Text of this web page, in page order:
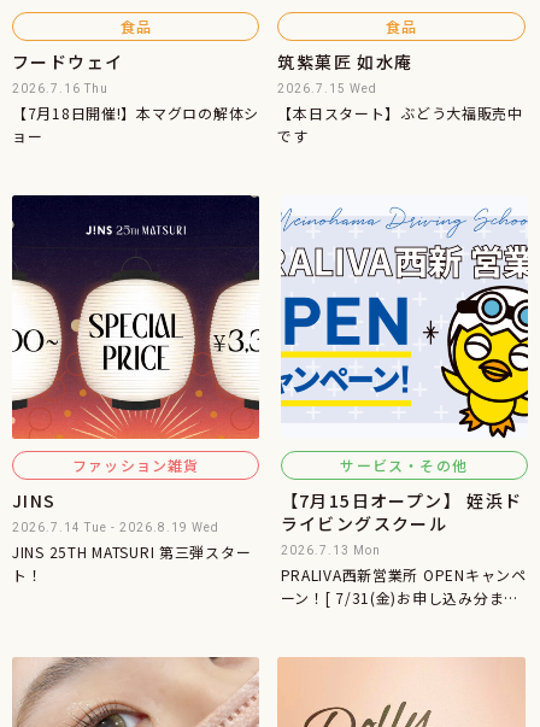
食品
フードウェイ
2026.7.16 Thu
【7月18日開催!】本マグロの解体シ
ョー
食品
筑紫菓匠 如水庵
2026.7.15 Wed
【本日スタート】ぶどう大福販売中
です
ファッション雑貨
JINS
2026.7.14 Tue - 2026.8.19 Wed
JINS 25TH MATSURI 第三弾スター
ト！
サービス・その他
【7月15日オープン】 姪浜ド
ライビングスクール
2026.7.13 Mon
PRALIVA西新営業所 OPENキャンペ
ーン！[ 7/31(金)お申し込み分まで